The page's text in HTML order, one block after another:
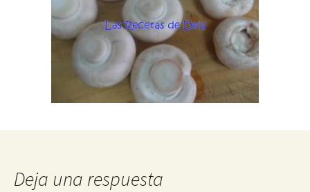
Deja una respuesta